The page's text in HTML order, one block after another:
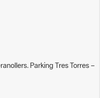
Parking Tres Torres –